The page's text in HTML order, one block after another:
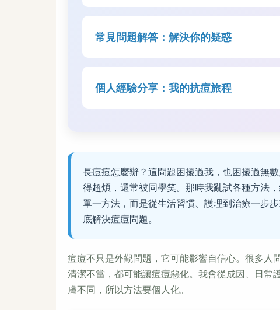
常見問題解答：解決你的疑惑
個人經驗分享：我的抗痘旅程
長痘痘怎麼辦？這問題困擾過我，也困擾過無
得超煩，還常被同學笑。那時我亂試各種方法
單一方法，而是從生活習慣、護理到治療一步
底解決痘痘問題。
痘痘不只是外觀問題，它可能影響自信心。很多人
清潔不當，都可能讓痘痘惡化。我會從成因、日常
膚不同，所以方法要個人化。